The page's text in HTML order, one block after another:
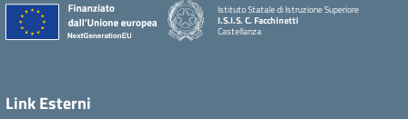
Istituto Statale di Istruzione Superiore
I.S.I.S. C. Facchinetti
Castellanza
Link Esterni